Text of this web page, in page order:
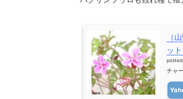
（
ット
チャ